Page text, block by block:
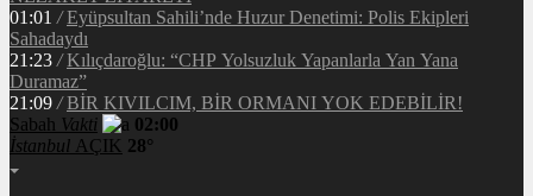
01:01 / Eyüpsultan Sahili’nde Huzur Denetimi: Polis Ekipleri
Sahadaydı
21:23 / Kılıçdaroğlu: “CHP Yolsuzluk Yapanlarla Yan Yana
Duramaz”
21:09 / BİR KIVILCIM, BİR ORMANI YOK EDEBİLİR!
Sabah Vakti
02:00
İstanbul AÇIK 28°